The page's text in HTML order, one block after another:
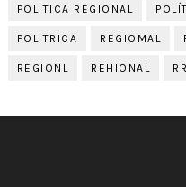
POLITICA REGIONAL
POLITRICA REGIOMAL
REGIONL REHIONAL